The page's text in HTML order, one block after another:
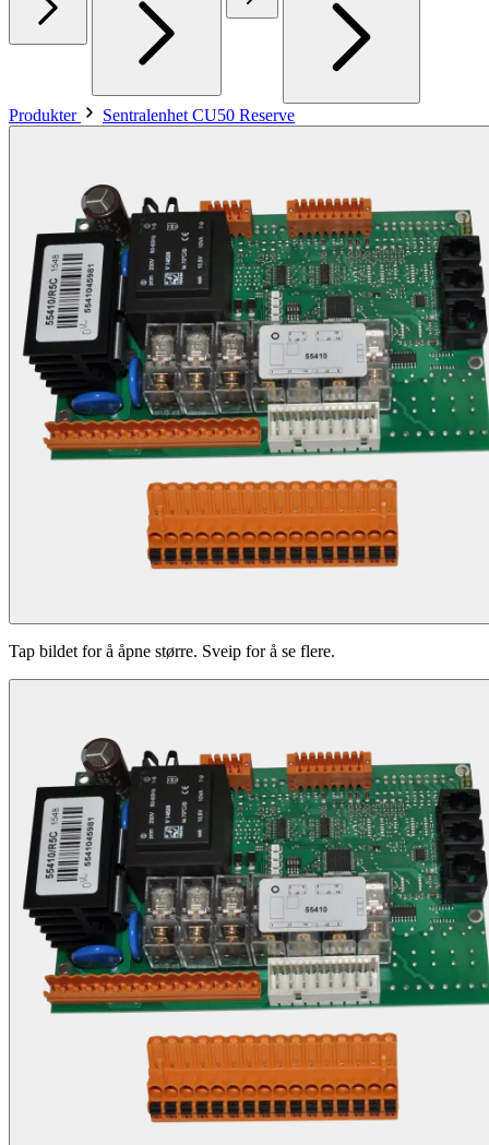
Produkter Sentralenhet CU50 Reserve
Tap bildet for å åpne større. Sveip for å se flere.